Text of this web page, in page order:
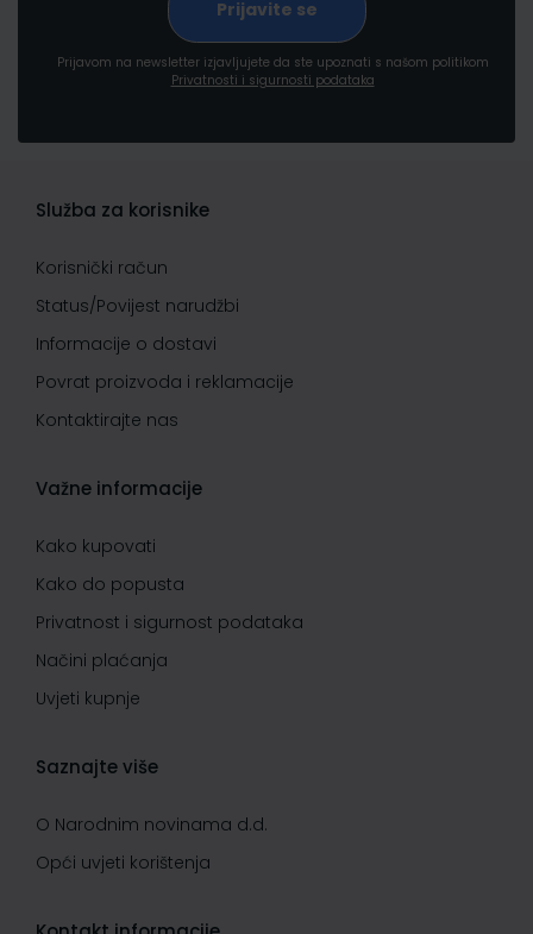
Prijavom na newsletter izjavljujete da ste upoznati s našom politikom
Privatnosti i sigurnosti podataka
Služba za korisnike
Korisnički račun
Status/Povijest narudžbi
Informacije o dostavi
Povrat proizvoda i reklamacije
Kontaktirajte nas
Važne informacije
Kako kupovati
Kako do popusta
Privatnost i sigurnost podataka
Načini plaćanja
Uvjeti kupnje
Saznajte više
O Narodnim novinama d.d.
Opći uvjeti korištenja